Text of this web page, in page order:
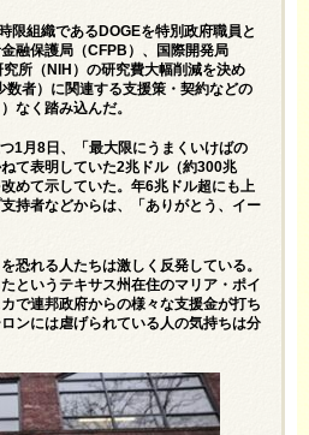
限組織であるDOGEを特別政府職員と
融保護局（CFPB）、国際開発局
究所（NIH）の研究費大幅削減を決め
数者）に関連する支援策・契約などの
なく踏み込んだ。
1月8日、「最大限にうまくいけばの
て表明していた2兆ドル（約300兆
めて示していた。年6兆ドル超にも上
持者などからは、「ありがとう、イー
恐れる人たちは激しく反発している。
というテキサス州在住のマリア・ポイ
で連邦政府からの様々な支援金が打ち
ンには虐げられている人の気持ちは分